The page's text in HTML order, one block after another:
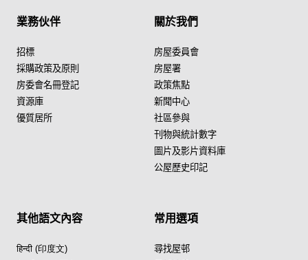
業務伙伴
招標
採購政策及原則
房委會名冊登記
資源庫
優質居所
關於我們
房屋委員會
房屋署
政策焦點
新聞中心
社區參與
刊物與統計數字
圖片及影片資料庫
公屋歷史印記
其他語文內容
हिन्दी (印度文)
常用選項
尋找屋邨